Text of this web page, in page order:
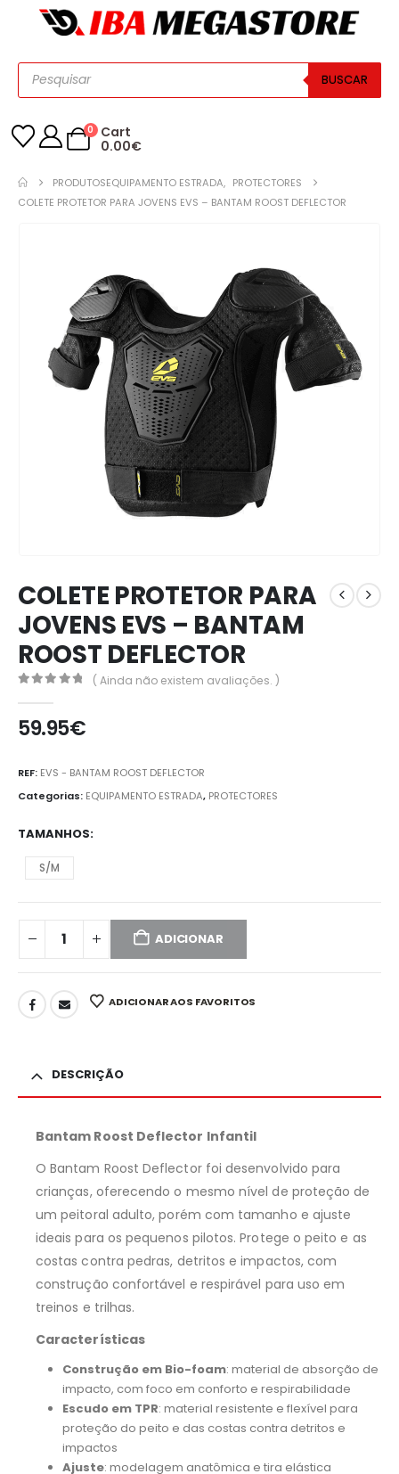
BUSCAR
0
Cart
0.00€
PRODUTOSEQUIPAMENTO ESTRADA, PROTECTORES
COLETE PROTETOR PARA JOVENS EVS – BANTAM ROOST DEFLECTOR
COLETE PROTETOR PARA
JOVENS EVS – BANTAM
ROOST DEFLECTOR
( Ainda não existem avaliações. )
59.95€
REF: EVS - BANTAM ROOST DEFLECTOR
Categorias: EQUIPAMENTO ESTRADA, PROTECTORES
TAMANHOS
S/M
ADICIONAR
ADICIONAR AOS FAVORITOS
DESCRIÇÃO
Bantam Roost Deflector Infantil
O Bantam Roost Deflector foi desenvolvido para
crianças, oferecendo o mesmo nível de proteção de
um peitoral adulto, porém com tamanho e ajuste
ideais para os pequenos pilotos. Protege o peito e as
costas contra pedras, detritos e impactos, com
construção confortável e respirável para uso em
treinos e trilhas.
Características
Construção em Bio-foam: material de absorção de
impacto, com foco em conforto e respirabilidade
Escudo em TPR: material resistente e flexível para
proteção do peito e das costas contra detritos e
impactos
Ajuste: modelagem anatômica e tira elástica